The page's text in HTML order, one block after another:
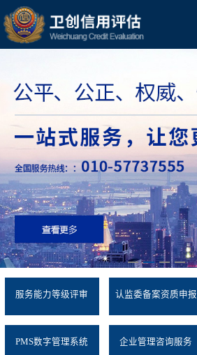
服务能力等级评审 认监委备案资质申报
PMS数字管理系统 企业管理咨询服务